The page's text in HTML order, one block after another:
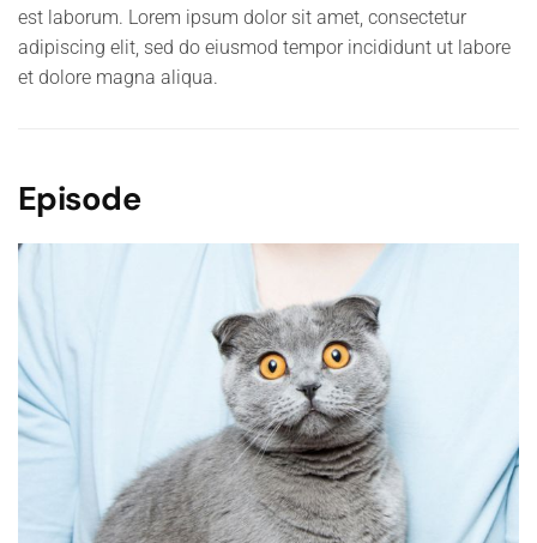
est laborum. Lorem ipsum dolor sit amet, consectetur
adipiscing elit, sed do eiusmod tempor incididunt ut labore
et dolore magna aliqua.
Episode